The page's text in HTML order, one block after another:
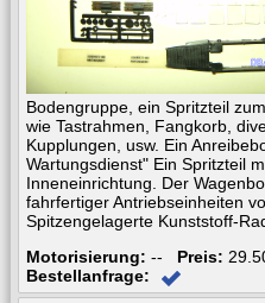
Bodengruppe, ein Spritzteil
wie Tastrahmen, Fangkorb,
Kupplungen, usw. Ein
Wartungsdienst" Ein Spritzteil
Inneneinrichtung. Der
fahrfertiger Antriebseinheiten
Spitzengelagerte Kunststoff-
Motorisierung: -- Preis:
Bestellanfrage: